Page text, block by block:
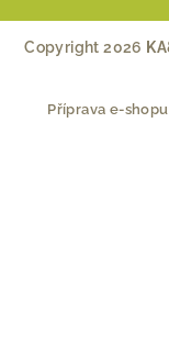
Copyright 2026
Příprava e-shopu